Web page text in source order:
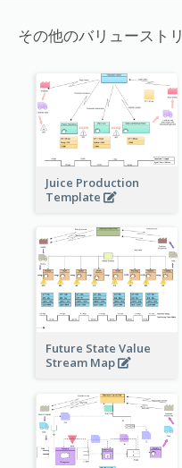
その他のバリュースト
Juice Production
Template
Future State Value
Stream Map